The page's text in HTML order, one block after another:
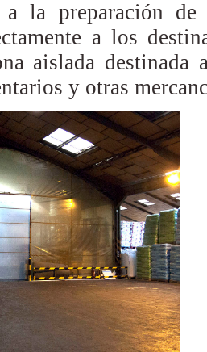
a la preparación de
a los
aislada destinada
y otras